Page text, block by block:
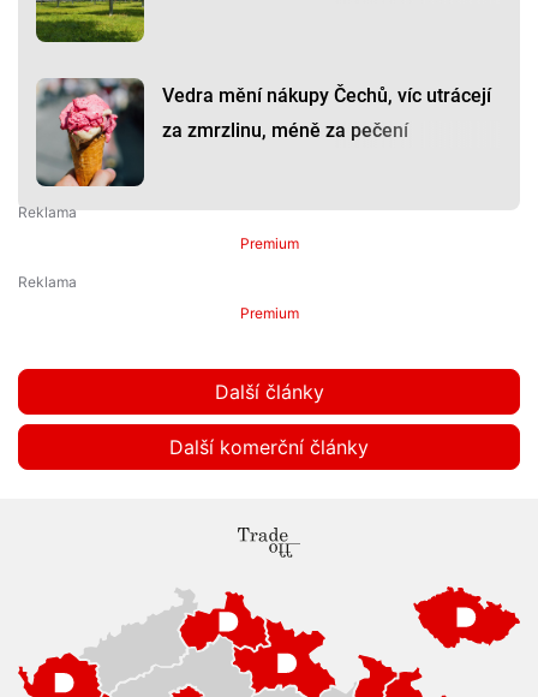
Vedra mění nákupy Čechů, víc utrácejí
za zmrzlinu, méně za pečení
Premium
Premium
Další články
Další komerční články